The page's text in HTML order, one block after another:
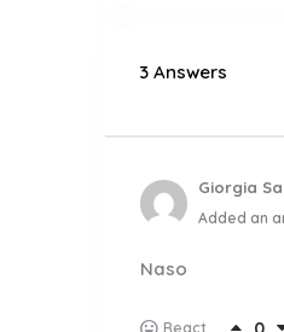
3 Answers
Giorgia
Added an
Naso
React